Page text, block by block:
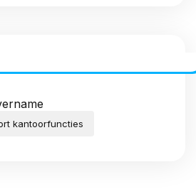
(meewerkend)
kantoorfuncties